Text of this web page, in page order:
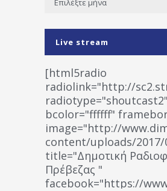
Live stream
[html5radio
radiolink="http://
radiotype="shoutcast2"
bcolor="ffffff"
image="http://
content/uploads/
title="Δημοτική
Πρέβεζας "
facebook="https://